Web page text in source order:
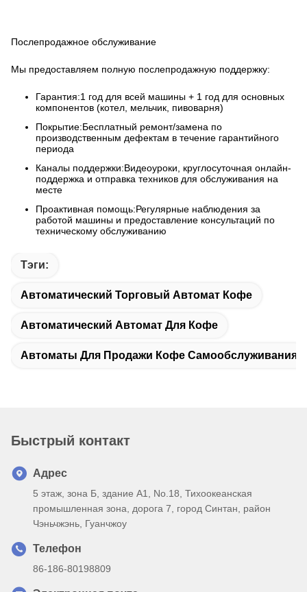
Послепродажное обслуживание
Мы предоставляем полную послепродажную поддержку:
Гарантия:1 год для всей машины + 1 год для основных
компонентов (котел, мельчик, пивоварня)
Покрытие:Бесплатный ремонт/замена по
производственным дефектам в течение гарантийного
периода
Каналы поддержки:Видеоуроки, круглосуточная онлайн-
поддержка и отправка техников для обслуживания на
месте
Проактивная помощь:Регулярные наблюдения за
работой машины и предоставление консультаций по
техническому обслуживанию
Тэги:
Автоматический Торговый Автомат Кофе
Автоматический Автомат Для Кофе
Автоматы Для Продажи Кофе Самообслуживания
Быстрый контакт
Адрес
5 этаж, зона Б, здание А1, No.18, Тихоокеанская
промышленная зона, дорога 7, город Синтан, район
Чэньчжэнь, Гуанчжоу
Телефон
86-186-80198809